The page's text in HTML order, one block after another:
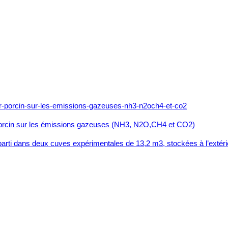
sur les émissions gazeuses (NH3, N2O,CH4 et CO2)
dans deux cuves expérimentales de 13,2 m3, stockées à